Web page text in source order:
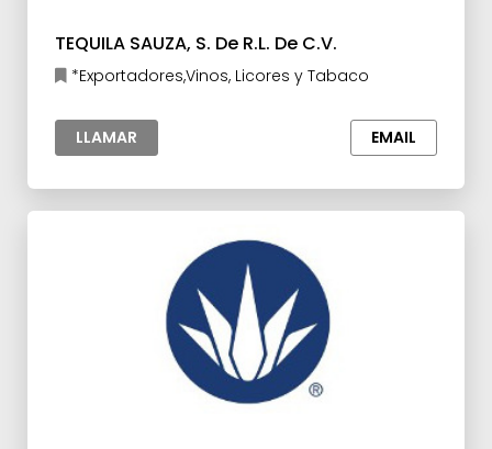
TEQUILA SAUZA, S. De R.L. De C.V.
*Exportadores,Vinos, Licores y Tabaco
LLAMAR EMAIL